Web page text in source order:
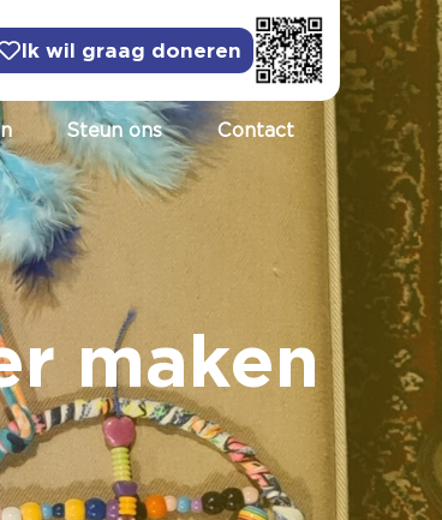
Ik wil graag doneren
Steun ons Contact
maken